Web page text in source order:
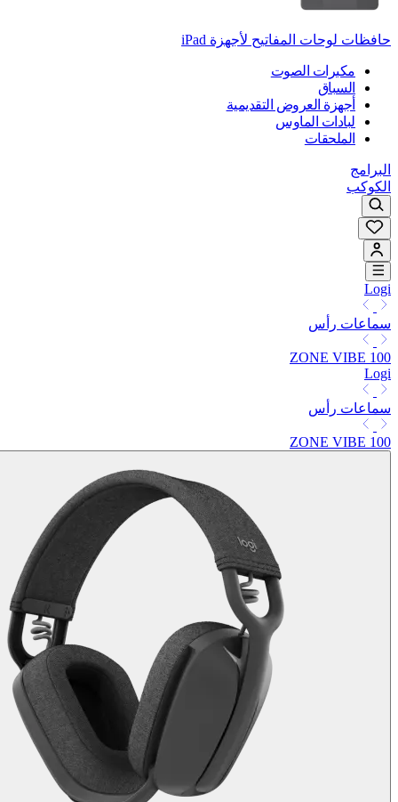
حافظات لوحات المفاتيح لأجهزة ‏iPad
مكبرات الصوت
السباق
أجهزة العروض التقديمية
لبادات الماوس
الملحقات
البرامج
الكوكب
Logi
سماعات رأس
ZONE VIBE 100
Logi
سماعات رأس
ZONE VIBE 100